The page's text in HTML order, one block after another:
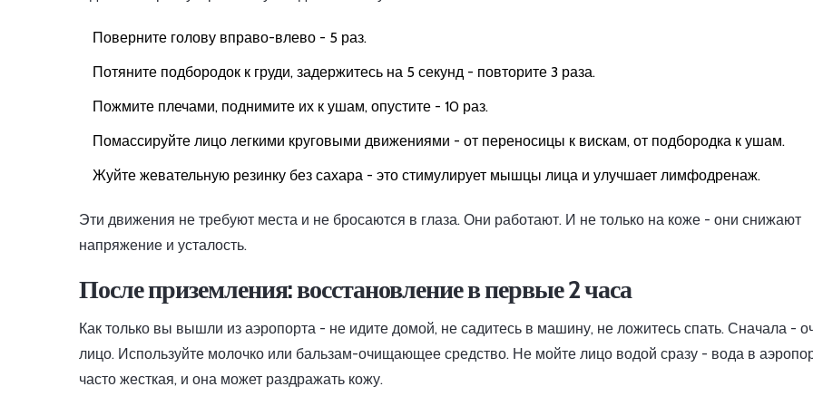
Поверните голову вправо-влево - 5 раз.
Потяните подбородок к груди, задержитесь на 5 секунд - повторите 3 раза.
Пожмите плечами, поднимите их к ушам, опустите - 10 раз.
Помассируйте лицо легкими круговыми движениями - от переносицы к вискам, от подбородка к ушам.
Жуйте жевательную резинку без сахара - это стимулирует мышцы лица и улучшает лимфодренаж.
Эти движения не требуют места и не бросаются в глаза. Они работают. И не только на коже - они снижают
напряжение и усталость.
После приземления: восстановление в первые 2 часа
Как только вы вышли из аэропорта - не идите домой, не садитесь в машину, не ложитесь спать. Сначала -
лицо. Используйте молочко или бальзам-очищающее средство. Не мойте лицо водой сразу - вода в
часто жесткая, и она может раздражать кожу.